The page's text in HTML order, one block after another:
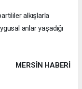
alkışlarla
anlar yaşadığı
MERSIN HABERİ